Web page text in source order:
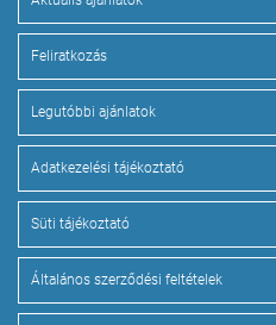
Feliratkozás
Legutóbbi ajánlatok
Adatkezelési tájékoztató
Süti tájékoztató
Általános szerződési feltételek